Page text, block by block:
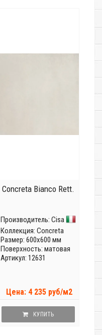
Concreta Bianco Rett.
Производитель: Cisa
Коллекция: Concreta
Размер: 600x600 мм
Поверхность: матовая
Артикул: 12631
Цена: 4 235 руб/м2
КУПИТЬ